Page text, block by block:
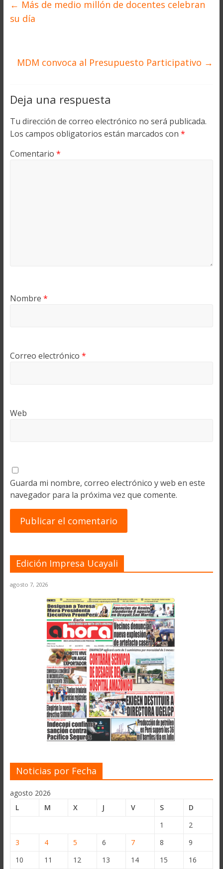
← Más de medio millón de docentes celebran
su día
MDM convoca al Presupuesto Participativo →
Deja una respuesta
Tu dirección de correo electrónico no será publicada.
Los campos obligatorios están marcados con *
Comentario *
Nombre *
Correo electrónico *
Web
Guarda mi nombre, correo electrónico y web en este
navegador para la próxima vez que comente.
Edición Impresa Ucayali
agosto 7, 2026
Noticias por Fecha
agosto 2026
L
M X J V S
D
1
2
3
4 5 6 7 8
9
10
11 12 13 14 15
16